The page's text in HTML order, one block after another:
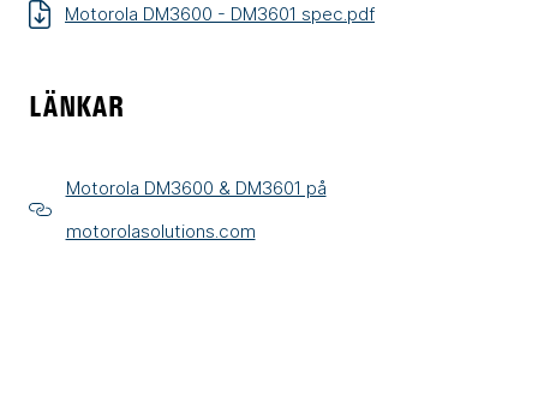
Motorola DM3600 - DM3601 spec.pdf
LÄNKAR
Motorola DM3600 & DM3601 på
motorolasolutions.com